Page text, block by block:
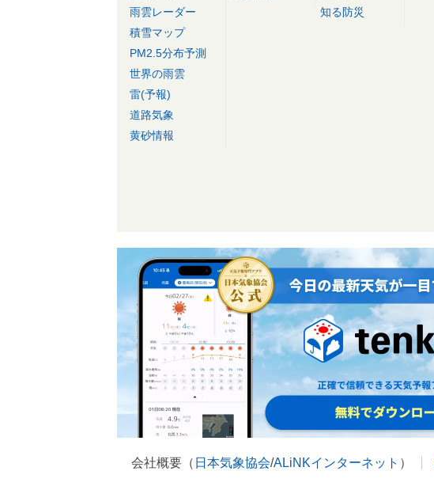
雨雲レーダー
積雪マップ
PM2.5分布予測
世界の雨雲
雷(予報)
道路気象
黄砂情報
知る防災
会社概要（ 日本気象協会/ALiNKインターネット ）